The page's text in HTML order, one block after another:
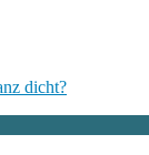
dicht?